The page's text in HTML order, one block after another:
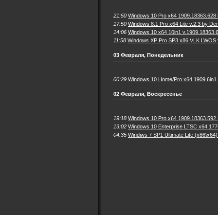
21:50 Windows 10 Pro x64
17:50 Windows 8.1 Pro x64 Lite v.2.3 by
14:06 Windows 10 x64 10in1
11:58 Windows XP Pro SP3 x86 VLK
03 Февраля, Понедельник
00:29 Windows 10 Home/Pro x64 1909
02 Февраля, Воскресенье
19:18 Windows 10 Pro x64 1909.18363.592
13:02 Windows 10 Enterprise LTSC x64
04:35 Windiws 7 SP1 Ultimate Lite